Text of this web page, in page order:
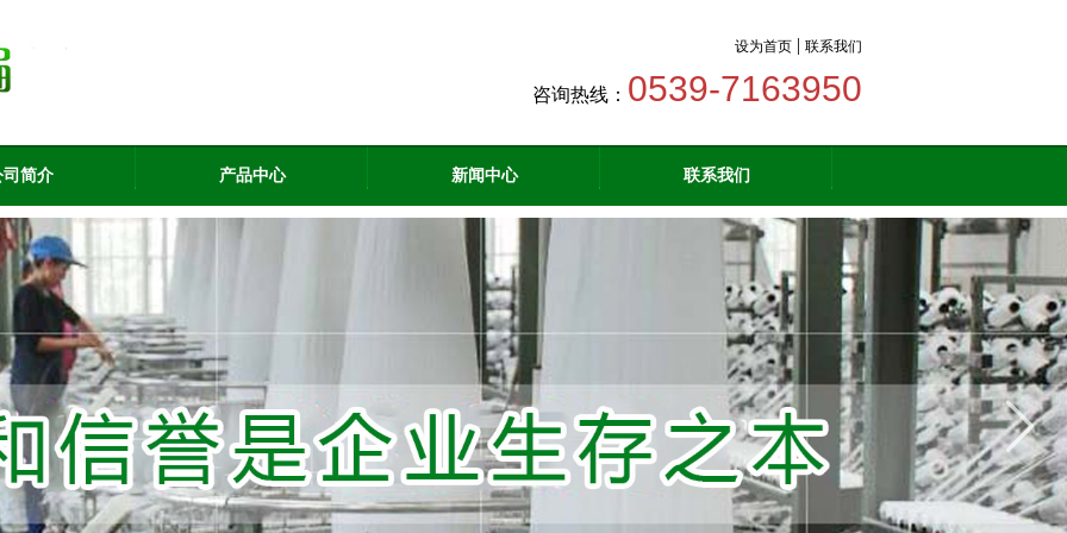
设为首页 | 联系我们
咨询热线： 0539-7163950
司简介 产品中心 新闻中心 联系我们